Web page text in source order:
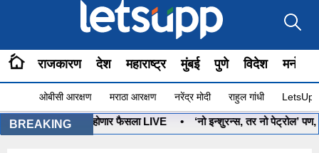
राजकारण देश महाराष्ट्र मुंबई पुणे विदेश
ओबीसी आरक्षण मराठा आरक्षण नरेंद्र मोदी राहुल गांधी
BREAKING
कोणाचा? आज होणार फैसला LIVE • ‘नो इन्शुरन्स, तर नो पेट्रोल’ पण,